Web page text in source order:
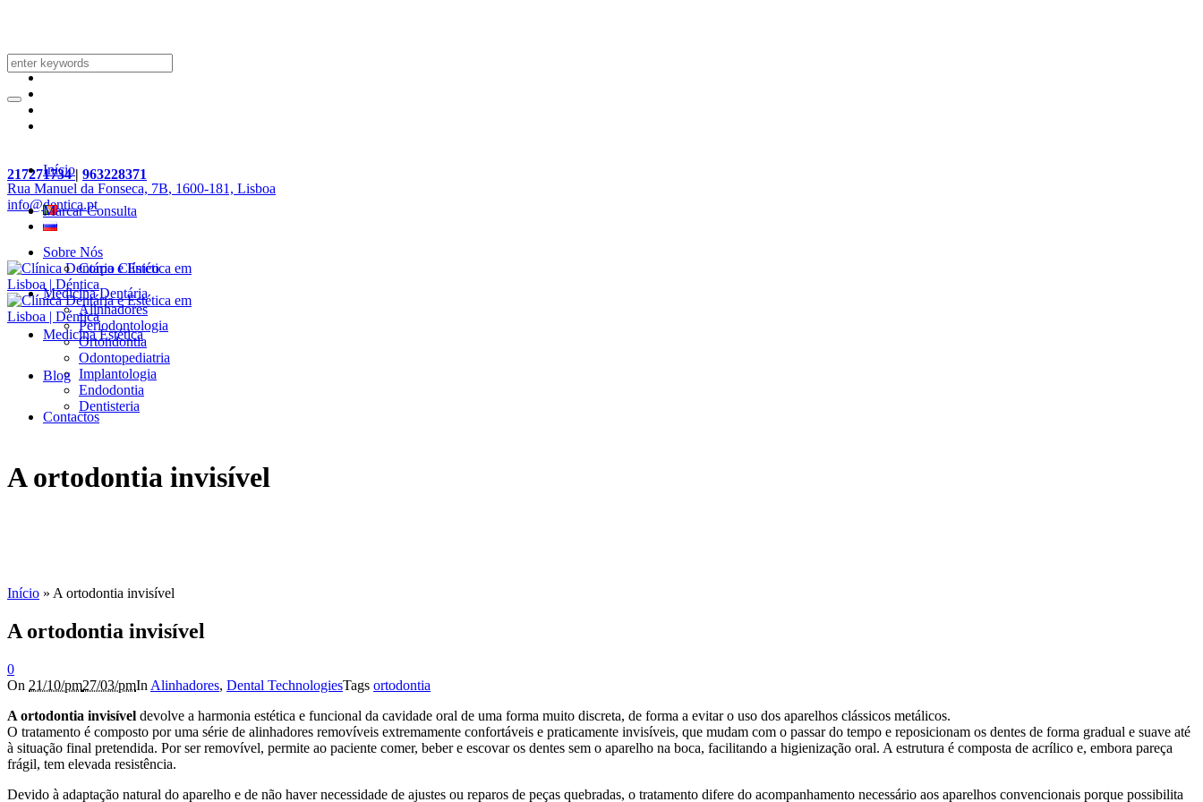
Rua Manuel da Fonseca, 7B, 1600-181, Lisboa
info@dentica.pt
217271734| 963228371
Início
Marcar Consulta
Sobre Nós
Corpo Clínico
Medicina Dentária
Alinhadores
Periodontologia
Ortondontia
Odontopediatria
Implantologia
Endodontia
Dentisteria
Medicina Estética
Blog
Contactos
A ortodontia invisível
Início » A ortodontia invisível
A ortodontia invisível
0
On 21/10/pm27/03/pmIn Alinhadores, Dental TechnologiesTags ortodontia
A ortodontia invisível devolve a harmonia estética e funcional da cavidade oral de uma forma muito discreta, de forma a evitar o uso dos aparelhos clássicos metálicos.
O tratamento é composto por uma série de alinhadores removíveis extremamente confortáveis e praticamente invisíveis, que mudam com o passar do tempo e reposicionam os dentes de forma gradual e suave até
à situação final pretendida. Por ser removível, permite ao paciente comer, beber e escovar os dentes sem o aparelho na boca, facilitando a higienização oral. A estrutura é composta de acrílico e, embora pareça
frágil, tem elevada resistência.
Devido à adaptação natural do aparelho e de não haver necessidade de ajustes ou reparos de peças quebradas, o tratamento difere do acompanhamento necessário aos aparelhos convencionais porque possibilita